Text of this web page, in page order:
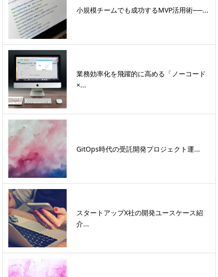
小規模チームでも成功するMVP活用術──...
業務効率化を飛躍的に高める「ノーコード
×...
GitOps時代の受託開発プロジェクト運...
スタートアップX社の開発ユースケース紹
介...